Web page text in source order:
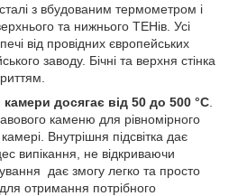
сталі з вбудованим термометром і
та нижнього ТЕНів. Усі
від провідних європейських
заводу. Бічні та верхня стінка
досягає від 50 до 500 °C
каменю для рівномірного
Внутрішня підсвітка дає
випікання, не відкриваючи
дає змогу легко та просто
отримання потрібного